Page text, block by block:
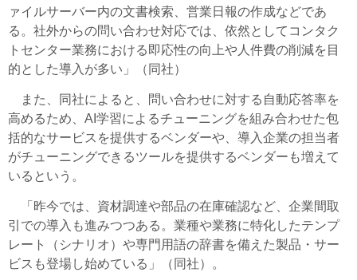
ァイルサーバー内の文書検索、営業日報の作成などであ
る。社外からの問い合わせ対応では、依然としてコンタク
トセンター業務における即応性の向上や人件費の削減を目
的とした導入が多い」（同社）
また、同社によると、問い合わせに対する自動応答率を
高めるため、AI学習によるチューニングを組み合わせた包
括的なサービスを提供するベンダーや、導入企業の担当者
がチューニングできるツールを提供するベンダーも増えて
いるという。
「昨今では、資材調達や部品の在庫確認など、企業間取
引での導入も進みつつある。業種や業務に特化したテンプ
レート（シナリオ）や専門用語の辞書を備えた製品・サー
ビスも登場し始めている」（同社）。